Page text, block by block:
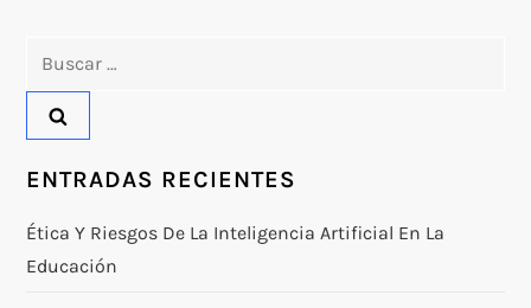
ENTRADAS RECIENTES
Ética Y Riesgos De La Inteligencia Artificial En La
Educación